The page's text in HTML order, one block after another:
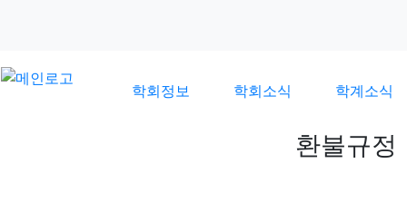
학회정보 학회소식 학계소식
환불규정